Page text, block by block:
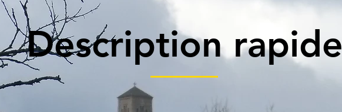
Description rapide